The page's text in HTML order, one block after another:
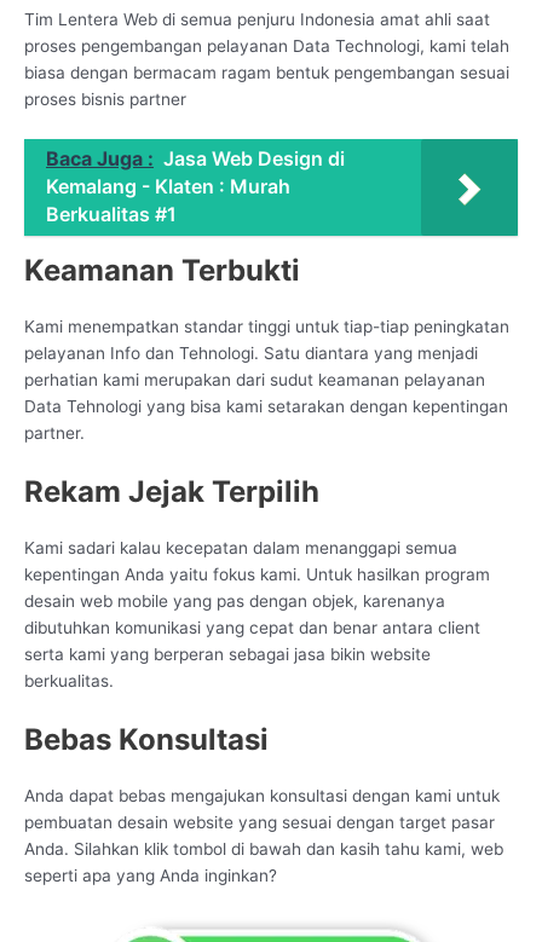
Tim Lentera Web di semua penjuru Indonesia amat ahli saat
proses pengembangan pelayanan Data Technologi, kami telah
biasa dengan bermacam ragam bentuk pengembangan sesuai
proses bisnis partner
Baca Juga : Jasa Web Design di
Kemalang - Klaten : Murah
Berkualitas #1
Keamanan Terbukti
Kami menempatkan standar tinggi untuk tiap-tiap peningkatan
pelayanan Info dan Tehnologi. Satu diantara yang menjadi
perhatian kami merupakan dari sudut keamanan pelayanan
Data Tehnologi yang bisa kami setarakan dengan kepentingan
partner.
Rekam Jejak Terpilih
Kami sadari kalau kecepatan dalam menanggapi semua
kepentingan Anda yaitu fokus kami. Untuk hasilkan program
desain web mobile yang pas dengan objek, karenanya
dibutuhkan komunikasi yang cepat dan benar antara client
serta kami yang berperan sebagai jasa bikin website
berkualitas.
Bebas Konsultasi
Anda dapat bebas mengajukan konsultasi dengan kami untuk
pembuatan desain website yang sesuai dengan target pasar
Anda. Silahkan klik tombol di bawah dan kasih tahu kami, web
seperti apa yang Anda inginkan?